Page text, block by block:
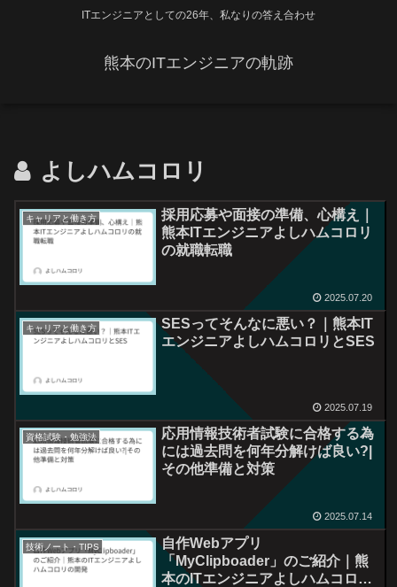
ITエンジニアとしての26年、私なりの答え合わせ
熊本のITエンジニアの軌跡
よしハムコロリ
キャリアと働き方
採用応募や面接の準備、心構え｜
熊本ITエンジニアよしハムコロリ
の就職転職
2025.07.20
キャリアと働き方
SESってそんなに悪い？｜熊本IT
エンジニアよしハムコロリとSES
2025.07.19
資格試験・勉強法
応用情報技術者試験に合格する為
には過去問を何年分解けば良い?|
その他準備と対策
2025.07.14
技術ノート・TIPS
自作Webアプリ
「MyClipboader」のご紹介｜熊
本のITエンジニアよしハムコロリ